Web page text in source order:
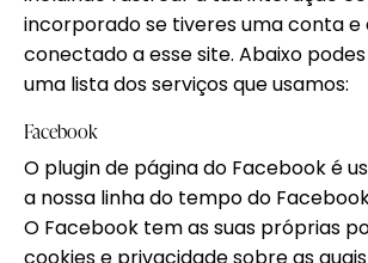
incorporado se tiveres uma conta e
conectado a esse site. Abaixo
uma lista dos serviços que usamos:
Facebook
O plugin de página do Facebook é
a nossa linha do tempo do
O Facebook tem as suas próprias